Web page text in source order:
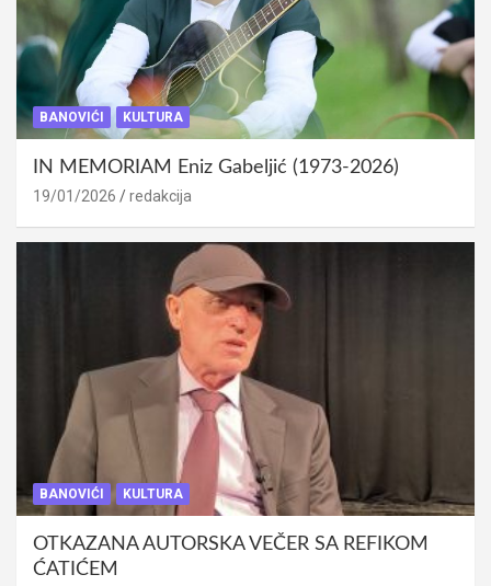
BANOVIĆI KULTURA
IN MEMORIAM Eniz Gabeljić (1973-2026)
19/01/2026 redakcija
BANOVIĆI KULTURA
OTKAZANA AUTORSKA VEČER SA REFIKOM
ĆATIĆEM